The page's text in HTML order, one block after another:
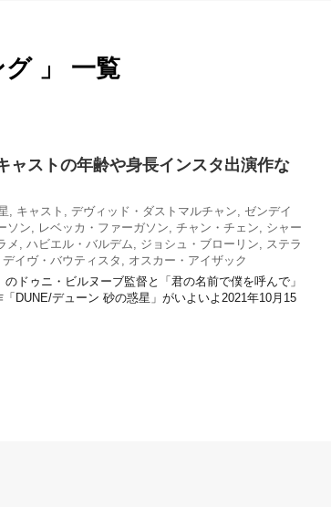
グ 」 一覧
ャストの年齢や身長インスタ出演作な
, キャスト , デヴィッド・ダストマルチャン, ゼンデイ
ソン, レベッカ・ファーガソン, チャン・チェン, シャー
メ , ハビエル・バルデム, ジョシュ・ブローリン, ステラ
デイヴ・バウティスタ , オスカー・アイザック
ドゥニ・ビルヌーブ監督と「君の名前で僕を呼んで」
DUNE/デューン 砂の惑星」がいよいよ2021年10月15